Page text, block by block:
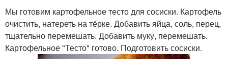
Мы готовим картофельное тесто для сосиски. Картофель
очистить, натереть на тёрке. Добавить яйца, соль, перец,
тщательно перемешать. Добавить муку, перемешать.
Картофельное "Тесто" готово. Подготовить сосиски.